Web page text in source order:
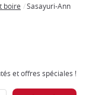
boire Sasayuri-Ann
et offres spéciales !